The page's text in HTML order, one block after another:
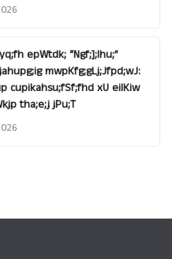
epWtdk; “Ngf;];lhu;”
mwpKfg;gLj;Jfpd;wJ:
cupikahsu;fSf;fhd xU eilKiw
tha;e;j jPu;T